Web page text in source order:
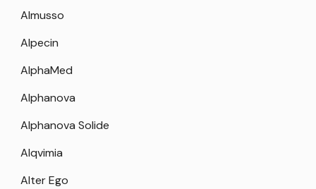
Almusso
Alpecin
AlphaMed
Alphanova
Alphanova Solide
Alqvimia
Alter Ego